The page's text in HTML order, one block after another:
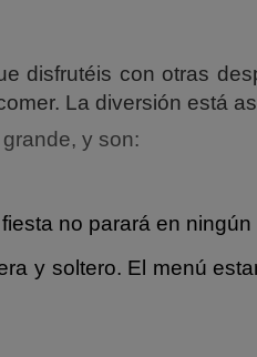
disfrutéis con otras
La diversión está
y son:
no parará en ningún
y soltero. El menú